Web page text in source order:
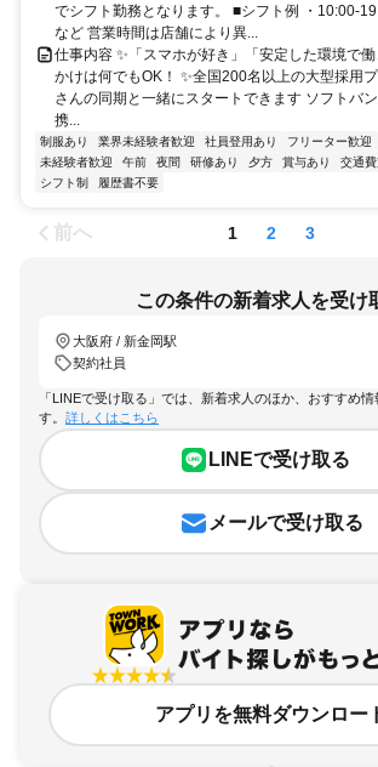
でシフト勤務となります。 ■シフト例 ・10:00-
など 営業時間は店舗により異...
仕事内容 ✨️「スマホが好き」「安定した環境で
かけは何でもOK！ ✨️全国200名以上の大型採用
さんの同期と一緒にスタートできます ソフトバ
携...
制服あり 業界未経験者歓迎 社員登用あり フリーター歓迎
未経験者歓迎
午前 夜間 研修あり 夕方 賞与あり 交通
シフト制
履歴書不要
前へ 1 2 3
この条件の新着求人を受け
大阪府 / 新金岡駅
契約社員
「LINEで受け取る」では、新着求人のほか、おすすめ
す。 詳しくはこちら
LINEで受け取る
メールで受け取る
アプリを無料ダウンロー